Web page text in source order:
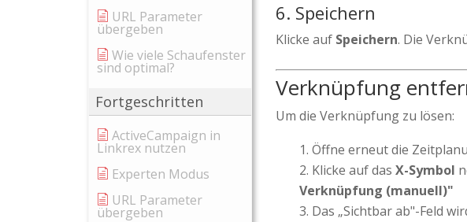
URL Parameter
übergeben
Wie viele Schaufenster
sind optimal?
Fortgeschritten
ActiveCampaign in
Linkrex nutzen
Experten Modus
URL Parameter
übergeben
6. Speichern
Klicke auf Speichern. Die
Verknüpfung
Um die Verknüpfung zu lösen:
Öffne erneut die
Klicke auf das X-Symbol
Verknüpfung (manuell)"
Das „Sichtbar ab"-Feld